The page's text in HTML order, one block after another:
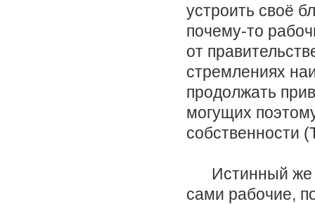
устроить своё
почему-то
от
стремлениях
продолжать
могущих
собственности
Истинный же
сами рабочие,